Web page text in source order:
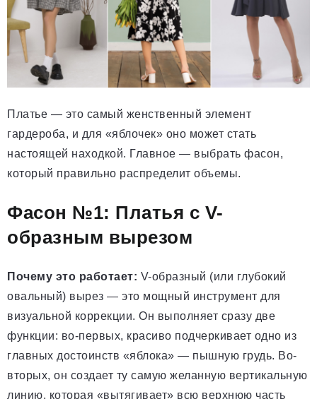
Платье — это самый женственный элемент
гардероба, и для «яблочек» оно может стать
настоящей находкой. Главное — выбрать фасон,
который правильно распределит объемы.
Фасон №1: Платья с V-
образным вырезом
Почему это работает: V-образный (или глубокий
овальный) вырез — это мощный инструмент для
визуальной коррекции. Он выполняет сразу две
функции: во-первых, красиво подчеркивает одно из
главных достоинств «яблока» — пышную грудь. Во-
вторых, он создает ту самую желанную вертикальную
линию, которая «вытягивает» всю верхнюю часть